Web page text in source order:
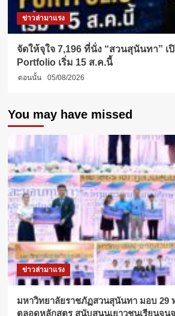
ข่าวล่ามาแรง
จัดให้จุใจ 7,196 ที่นั่ง “สวนสุนันทา” เ
Portfolio เริ่ม 15 ส.ค.นี้
ตอนนั้น 05/08/2026
You may have missed
ข่าวล่ามาแรง
มหาวิทยาลัยราชภัฏสวนสุนันทา มอบ 29
ตลอดหลักสูตร สนับสนุนเยาวชนเรียนจน